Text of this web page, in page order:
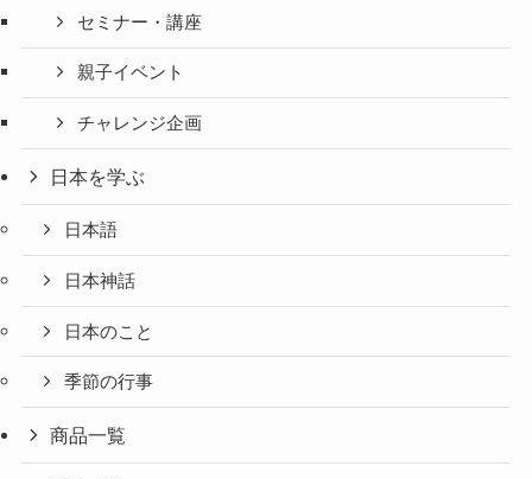
セミナー・講座
親子イベント
チャレンジ企画
日本を学ぶ
日本語
日本神話
日本のこと
季節の行事
商品一覧